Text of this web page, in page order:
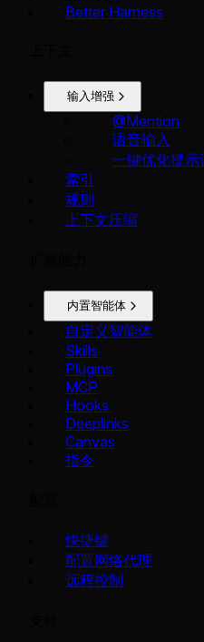
Better Harness
输入增强
@Mention
语音输入
一键优化提示
索引
规则
上下文压缩
内置智能体
自定义智能体
Skills
Plugins
MCP
Hooks
Deeplinks
Canvas
指令
快捷键
配置网络代理
远程控制